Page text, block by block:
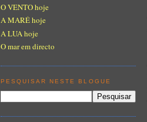
O VENTO hoje
A MARÉ hoje
A LUA hoje
O mar em directo
PESQUISAR NESTE BLOGUE